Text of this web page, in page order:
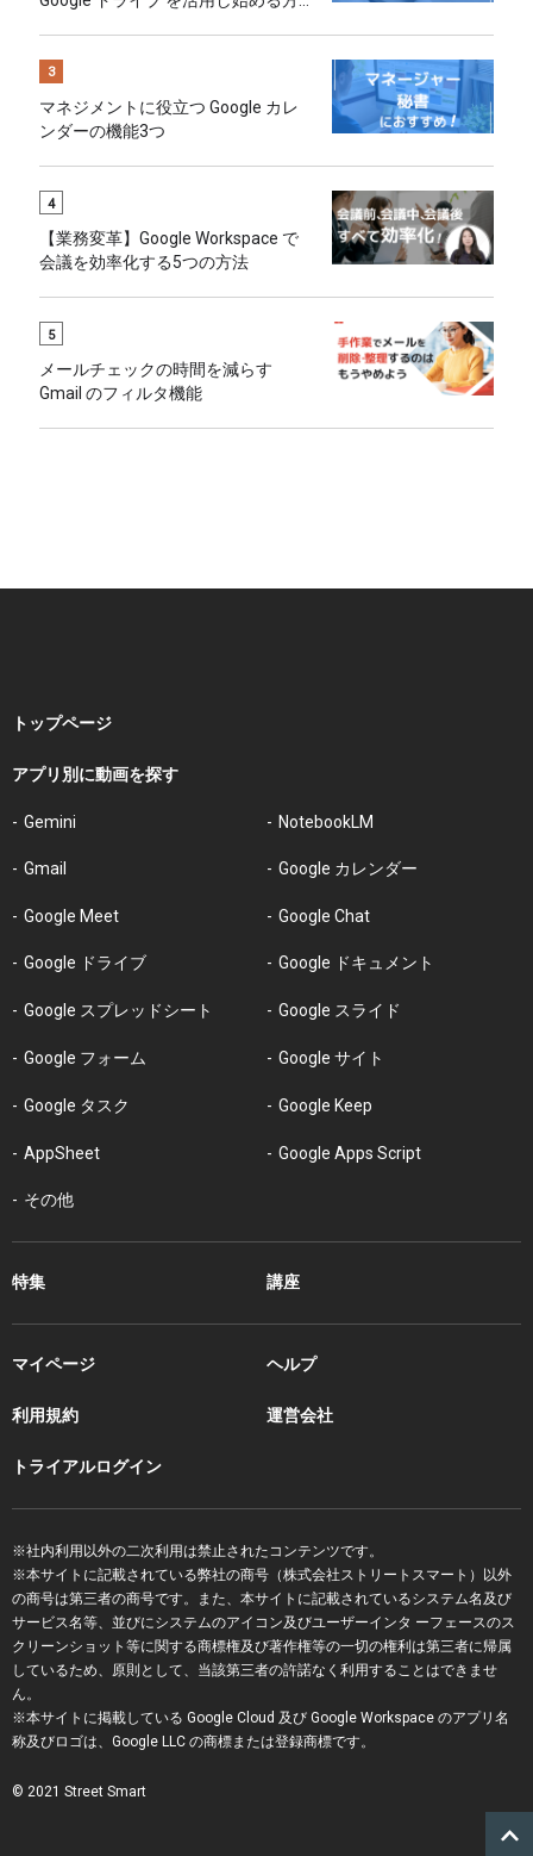
3
マネジメントに役立つ Google カレ
ンダーの機能3つ
4
【業務変革】Google Workspace で
会議を効率化する5つの方法
5
メールチェックの時間を減らす
Gmail のフィルタ機能
トップページ
アプリ別に動画を探す
Gemini NotebookLM
Gmail Google カレンダー
Google Meet Google Chat
Google ドライブ Google ドキュメント
Google スプレッドシート Google スライド
Google フォーム Google サイト
Google タスク Google Keep
AppSheet Google Apps Script
その他
特集 講座
マイページ ヘルプ
利用規約 運営会社
トライアルログイン
※社内利用以外の二次利用は禁止されたコンテンツです。
※本サイトに記載されている弊社の商号（株式会社ストリートスマート）以外
の商号は第三者の商号です。また、本サイトに記載されているシステム名及び
サービス名等、並びにシステムのアイコン及びユーザーインタ ーフェースのス
クリーンショット等に関する商標権及び著作権等の一切の権利は第三者に帰属
しているため、原則として、当該第三者の許諾なく利用することはできませ
ん。
※本サイトに掲載している Google Cloud 及び Google Workspace のアプリ名
称及びロゴは、Google LLC の商標または登録商標です。
© 2021 Street Smart